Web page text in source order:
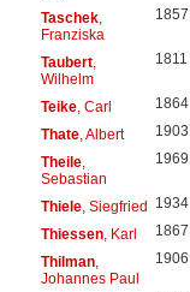
Taschek,
Franziska
1857
Taubert,
Wilhelm
1811
Teike, Carl 1864
Thate, Albert 1903
Theile,
Sebastian
1969
Thiele, Siegfried 1934
Thiessen, Karl 1867
Thilman,
Johannes Paul
1906